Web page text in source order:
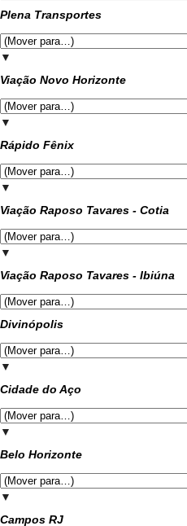
Plena Transportes
▼
Viação Novo Horizonte
▼
Rápido Fênix
▼
Viação Raposo Tavares - Cotia
▼
Viação Raposo Tavares - Ibiúna
Divinópolis
▼
Cidade do Aço
▼
Belo Horizonte
▼
Campos RJ